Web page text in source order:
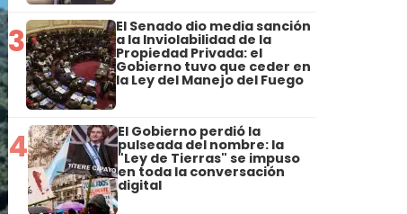
3 El Senado dio media sanción
a la Inviolabilidad de la
Propiedad Privada: el
Gobierno tuvo que ceder en
la Ley del Manejo del Fuego
4 El Gobierno perdió la
pulseada del nombre: la
"Ley de Tierras" se impuso
en toda la conversación
digital